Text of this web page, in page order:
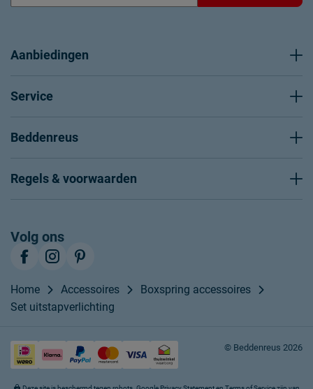
Aanbiedingen
Service
Beddenreus
Regels & voorwaarden
Volg ons
Home Accessoires
Boxspring accessoires
Set uitstapverlichting
© Beddenreus 2026